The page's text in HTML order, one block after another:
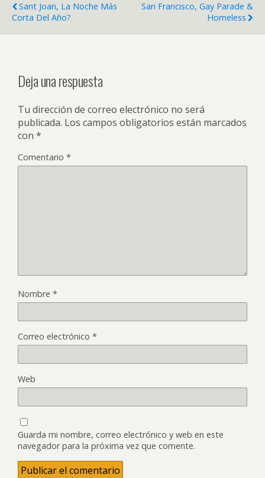
Sant Joan, La Noche Más
Corta Del Año?
San Francisco, Gay Parade &
Homeless
Deja una respuesta
Tu dirección de correo electrónico no será
publicada. Los campos obligatorios están marcados
con *
Comentario *
Nombre *
Correo electrónico *
Web
Guarda mi nombre, correo electrónico y web en este
navegador para la próxima vez que comente.